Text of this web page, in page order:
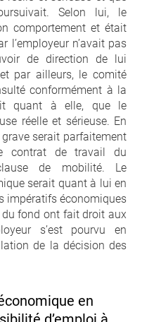
Selon lui, le
comportement et était
l’employeur n’avait pas
de direction de lui
par ailleurs, le comité
conformément à la
quant à elle, que le
réelle et sérieuse. En
serait parfaitement
contrat de travail du
de mobilité. Le
serait quant à lui en
impératifs économiques
fond ont fait droit aux
s’est pourvu en
de la décision des
en